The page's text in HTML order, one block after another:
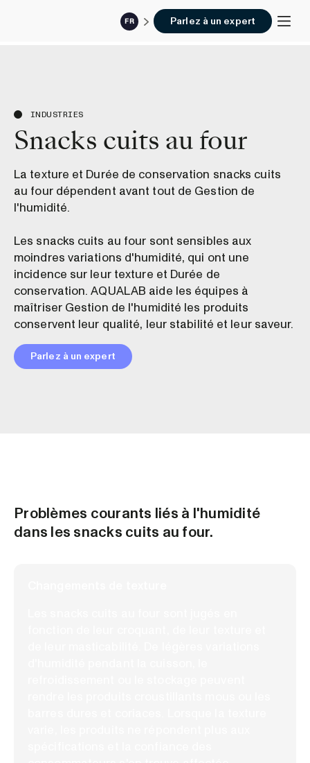
FR Parlez à un expert
INDUSTRIES
Snacks cuits au four
La texture et Durée de conservation snacks cuits
au four dépendent avant tout de Gestion de
l'humidité.
Les snacks cuits au four sont sensibles aux
moindres variations d'humidité, qui ont une
incidence sur leur texture et Durée de
conservation. AQUALAB aide les équipes à
maîtriser Gestion de l'humidité les produits
conservent leur qualité, leur stabilité et leur saveur.
Parlez à un expert
Problèmes courants liés à l'humidité
dans les snacks cuits au four.